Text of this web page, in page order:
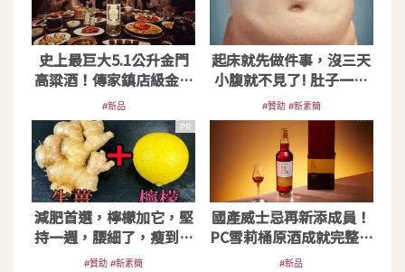
史上最巨大5.1公升金門
高粱酒！傳家鎮店級金高
重磅登場
#新品
起床就先做件事，沒三天
小腹就不見了! 肚子一天
天變小！
#贊助 #新素簡
PR
減肥首選，檸檬加它，堅
持一週，腰細了，瘦到你
懷疑人生
#贊助 #新素簡
國產威士忌再新添成員！
PC雪莉桶原酒成就完整雪
莉家族版圖
#新品